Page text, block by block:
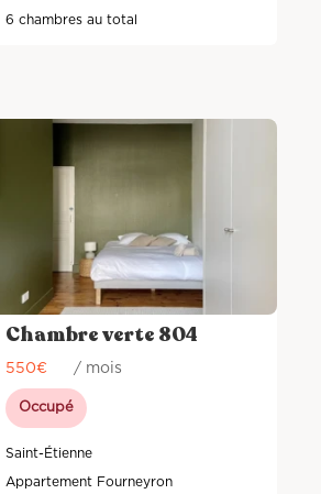
6 chambres au total
Chambre verte 804
550€ / mois
Occupé
Saint-Étienne
Appartement Fourneyron